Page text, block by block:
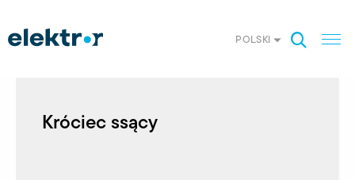
POLSKI
Króciec ssący